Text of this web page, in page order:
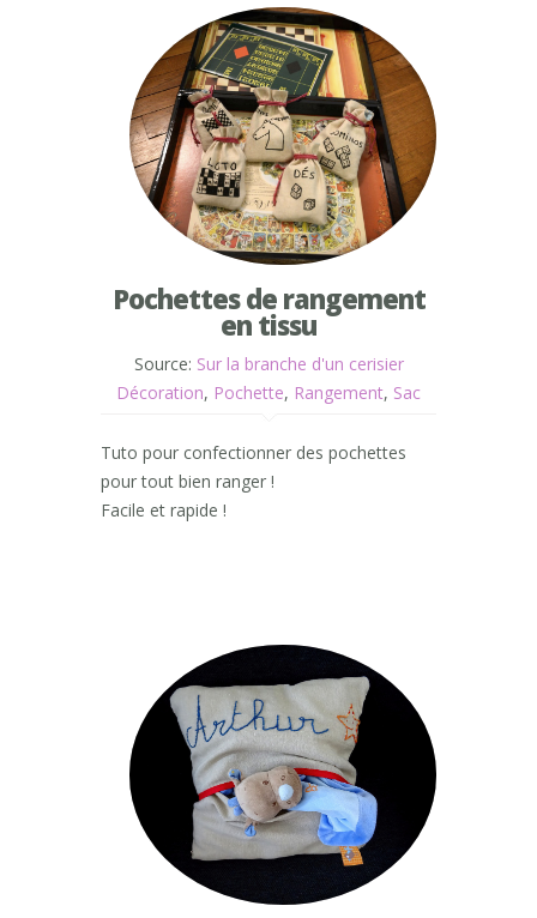
Pochettes de rangement
en tissu
Source: Sur la branche d'un cerisier
Décoration, Pochette, Rangement, Sac
Tuto pour confectionner des pochettes
pour tout bien ranger !
Facile et rapide !